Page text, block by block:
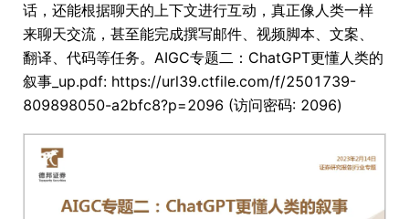
话，还能根据聊天的上下文进行互动，真正像人类一样
来聊天交流，甚至能完成撰写邮件、视频脚本、文案、
翻译、代码等任务。AIGC专题二：ChatGPT更懂人类的
叙事_up.pdf: https://url39.ctfile.com/f/2501739-
809898050-a2bfc8?p=2096 (访问密码: 2096)